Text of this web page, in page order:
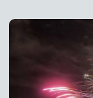
CASTING TVN
TVN VERTICAL
TVN PLAY